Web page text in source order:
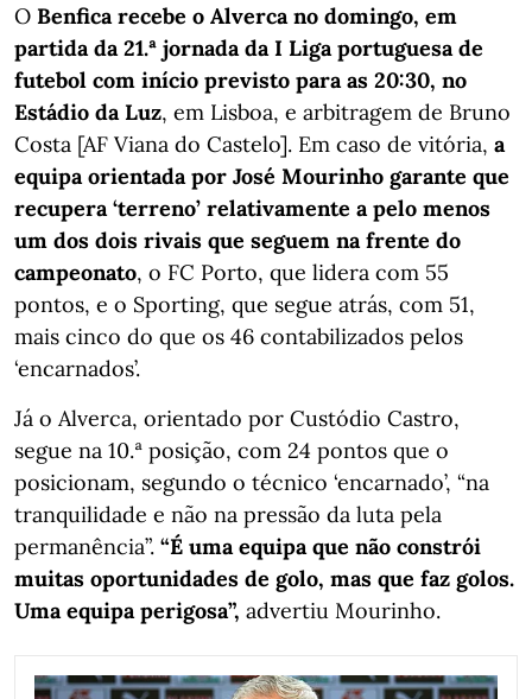
O Benfica recebe o Alverca no domingo, em
partida da 21.ª jornada da I Liga portuguesa de
futebol com início previsto para as 20:30, no
Estádio da Luz, em Lisboa, e arbitragem de Bruno
Costa [AF Viana do Castelo]. Em caso de vitória, a
equipa orientada por José Mourinho garante que
recupera ‘terreno’ relativamente a pelo menos
um dos dois rivais que seguem na frente do
campeonato, o FC Porto, que lidera com 55
pontos, e o Sporting, que segue atrás, com 51,
mais cinco do que os 46 contabilizados pelos
‘encarnados’.
Já o Alverca, orientado por Custódio Castro,
segue na 10.ª posição, com 24 pontos que o
posicionam, segundo o técnico ‘encarnado’, “na
tranquilidade e não na pressão da luta pela
permanência”. “É uma equipa que não constrói
muitas oportunidades de golo, mas que faz golos.
Uma equipa perigosa”, advertiu Mourinho.